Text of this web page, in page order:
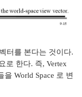
터를 본다는 것이다.
로 한다. 즉, Vertex
을 World Space 로 변